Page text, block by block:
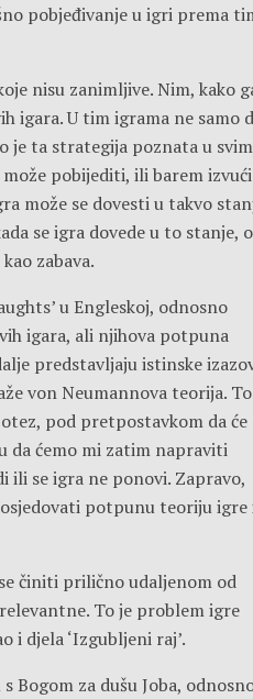
pobjeđivanje u igri prema
nisu zanimljive. Nim, kako
igara. U tim igrama ne samo
je ta strategija poznata u svim
pobijediti, ili barem izvući
može se dovesti u takvo
se igra dovede u to stanje,
zabava.
u Engleskoj, odnosno
igara, ali njihova potpuna
predstavljaju istinske
von Neumannova teorija. To
pod pretpostavkom da će
ćemo mi zatim napraviti
ili se igra ne ponovi. Zapravo,
potpunu teoriju igre
činiti prilično udaljenom od
To je problem igre
i djela ‘Izgubljeni raj’.
Bogom za dušu Joba,